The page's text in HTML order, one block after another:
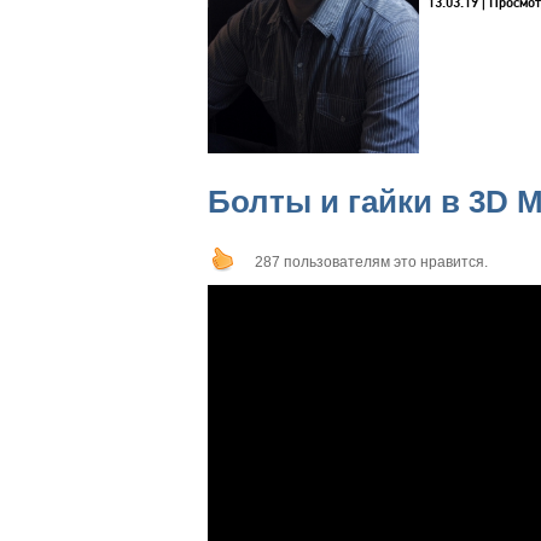
13.03.19 |
Болты и гайки в 3D
287 пользователям это нравится.